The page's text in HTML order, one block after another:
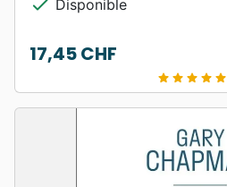
check Disponible
Prix
17,45 CHF
star star star star star